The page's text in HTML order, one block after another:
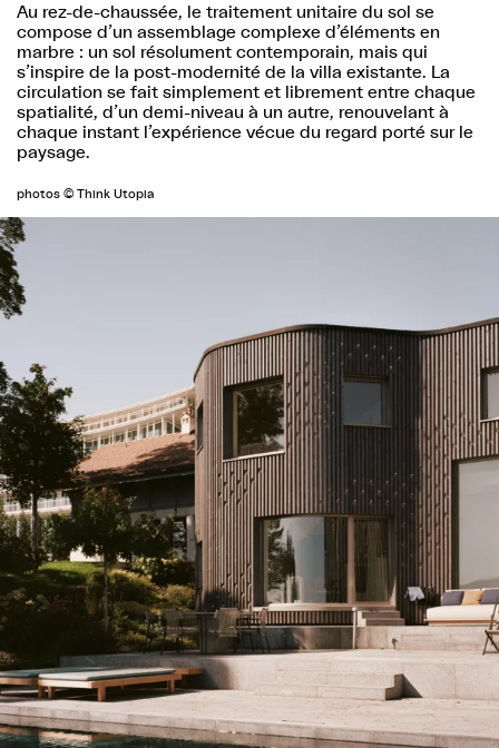
Au rez-de-chaussée, le traitement unitaire du sol se
compose d’un assemblage complexe d’éléments en
marbre : un sol résolument contemporain, mais qui
s’inspire de la post-modernité de la villa existante. La
circulation se fait simplement et librement entre chaque
spatialité, d’un demi-niveau à un autre, renouvelant à
chaque instant l’expérience vécue du regard porté sur le
paysage.
photos © Think Utopia